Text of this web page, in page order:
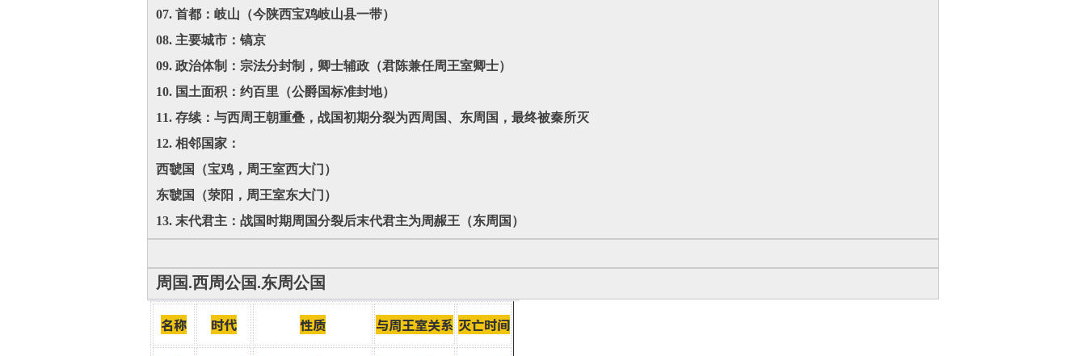
07. ‌首都‌：岐山（今陕西宝鸡岐山县一带）‌
08. ‌主要城市‌：镐京
09. ‌政治体制‌：宗法分封制，卿士辅政（君陈兼任周王室卿士）‌
10. ‌国土面积‌：约百里（公爵国标准封地）‌
11. ‌存续‌：与西周王朝重叠，战国初期分裂为西周国、东周国，最终被秦所灭‌
12. ‌相邻国家‌：
西虢国（宝鸡，周王室西大门）
东虢国（荥阳，周王室东大门）‌
13. ‌末代君主‌：战国时期周国分裂后末代君主为周赧王（东周国）‌
周国.西周公国.东周公国